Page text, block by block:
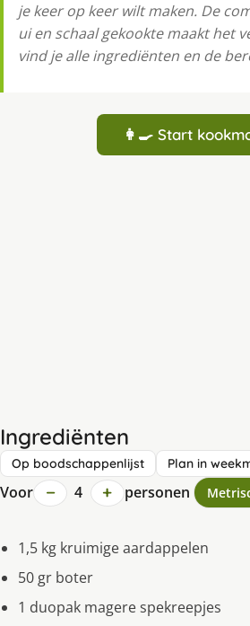
je keer op keer wilt maken. De
ui en schaal gekookte maakt het
vind je alle ingrediënten en de
👩‍🍳 Start
Ingrediënten
Op boodschappenlijst Plan in
Voor − 4 + personen
1,5 kg kruimige aardappelen
50 gr boter
1 duopak magere spekreepjes